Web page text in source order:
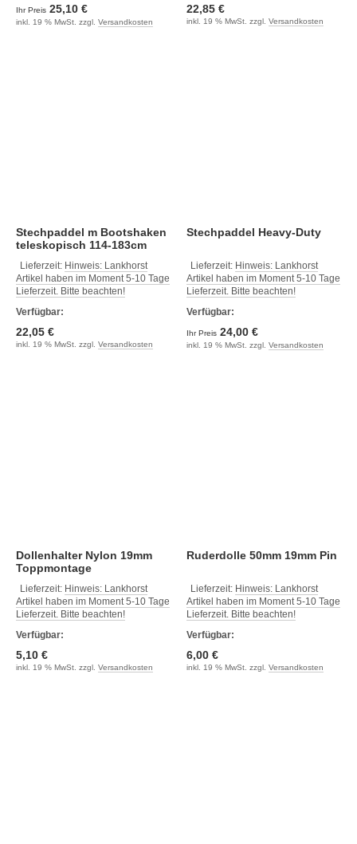
Ihr Preis 25,10 €
inkl. 19 % MwSt. zzgl. Versandkosten
22,85 €
inkl. 19 % MwSt. zzgl. Versandkosten
Stechpaddel m Bootshaken
teleskopisch 114-183cm
Lieferzeit: Hinweis: Lankhorst
Artikel haben im Moment 5-10 Tage
Lieferzeit. Bitte beachten!
Verfügbar:
22,05 €
inkl. 19 % MwSt. zzgl. Versandkosten
Stechpaddel Heavy-Duty
Lieferzeit: Hinweis: Lankhorst
Artikel haben im Moment 5-10 Tage
Lieferzeit. Bitte beachten!
Verfügbar:
Ihr Preis 24,00 €
inkl. 19 % MwSt. zzgl. Versandkosten
Dollenhalter Nylon 19mm
Toppmontage
Lieferzeit: Hinweis: Lankhorst
Artikel haben im Moment 5-10 Tage
Lieferzeit. Bitte beachten!
Verfügbar:
5,10 €
inkl. 19 % MwSt. zzgl. Versandkosten
Ruderdolle 50mm 19mm Pin
Lieferzeit: Hinweis: Lankhorst
Artikel haben im Moment 5-10 Tage
Lieferzeit. Bitte beachten!
Verfügbar:
6,00 €
inkl. 19 % MwSt. zzgl. Versandkosten